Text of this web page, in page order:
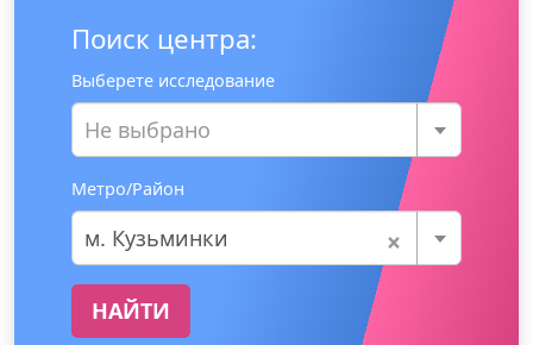
Поиск центра:
Выберете исследование
Не выбрано
Метро/Район
×
м. Кузьминки
НАЙТИ